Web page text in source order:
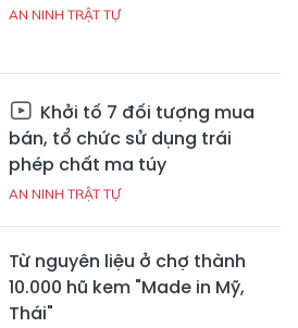
AN NINH TRẬT TỰ
Khởi tố 7 đối tượng mua
bán, tổ chức sử dụng trái
phép chất ma túy
AN NINH TRẬT TỰ
Từ nguyên liệu ở chợ thành
10.000 hũ kem "Made in Mỹ,
Thái"